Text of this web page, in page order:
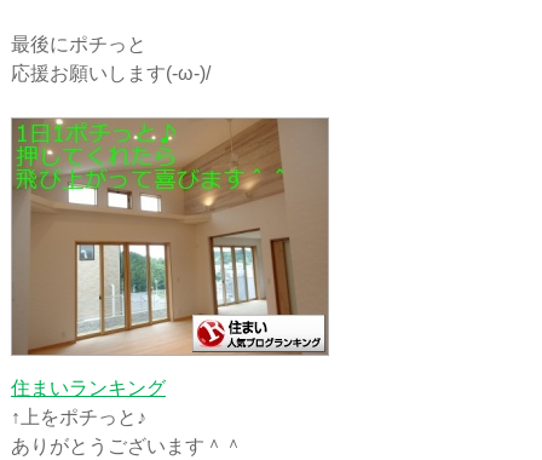
最後にポチっと
応援お願いします(-ω-)/
住まいランキング
↑上をポチっと♪
ありがとうございます＾＾